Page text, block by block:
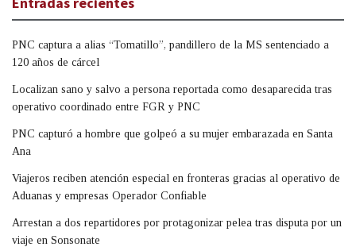
PNC captura a alias “Tomatillo”, pandillero de la MS sentenciado a
120 años de cárcel
Localizan sano y salvo a persona reportada como desaparecida tras
operativo coordinado entre FGR y PNC
PNC capturó a hombre que golpeó a su mujer embarazada en Santa
Ana
Viajeros reciben atención especial en fronteras gracias al operativo de
Aduanas y empresas Operador Confiable
Arrestan a dos repartidores por protagonizar pelea tras disputa por un
viaje en Sonsonate